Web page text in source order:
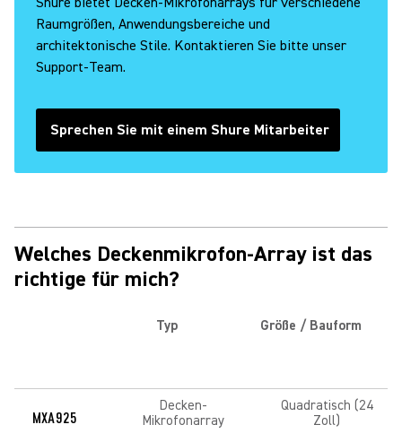
Raumgrößen, Anwendungsbereiche und
architektonische Stile. Kontaktieren Sie bitte unser
Support-Team.
Sprechen Sie mit einem Shure Mitarbeiter
Welches Deckenmikrofon-Array ist das
richtige für mich?
MXA925
Typ
Decken-
Mikrofonarray
Größe / Bauform
Quadratisch (24
Zoll)